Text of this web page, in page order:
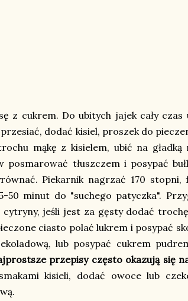
z cukrem. Do ubitych jajek cały czas
dodać kisiel, proszek do
mąkę z kisielem, ubić na gładką
posmarować tłuszczem i posypać
Piekarnik nagrzać 170 stopni,
50 minut do "suchego patyczka".
jeśli jest za gęsty dodać
ciasto polać lukrem i posypać
lub posypać cukrem
przepisy często okazują się
kisieli, dodać owoce lub